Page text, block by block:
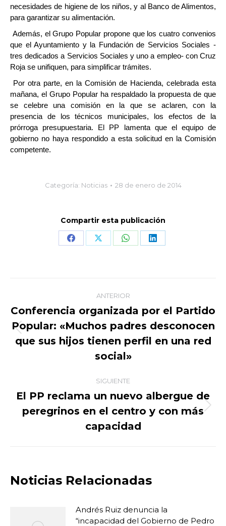
necesidades de higiene de los niños, y al Banco de Alimentos,
para garantizar su alimentación.
Además, el Grupo Popular propone que los cuatro convenios
que el Ayuntamiento y la Fundación de Servicios Sociales -
tres dedicados a Servicios Sociales y uno a empleo- con Cruz
Roja se unifiquen, para simplificar trámites.
Por otra parte, en la Comisión de Hacienda, celebrada esta
mañana, el Grupo Popular ha respaldado la propuesta de que
se celebre una comisión en la que se aclaren, con la
presencia de los técnicos municipales, los efectos de la
prórroga presupuestaria. El PP lamenta que el equipo de
gobierno no haya respondido a esta solicitud en la Comisión
competente.
Categoría: Noticias 28 de enero de 2014
Compartir esta publicación
Share Share Share Share
Navegación
entre
publicaciones
ANTERIOR
Publicación
anterior:
Conferencia organizada por el Partido
Popular: «Muchos padres desconocen
que sus hijos tienen perfil en una red
social»
SIGUIENTE
Publicación
siguiente:
El PP reclama un nuevo albergue de
peregrinos en el centro y con más
capacidad
Noticias Relacionadas
Andrés Ruiz denuncia la
“incapacidad del Gobierno de Pedro